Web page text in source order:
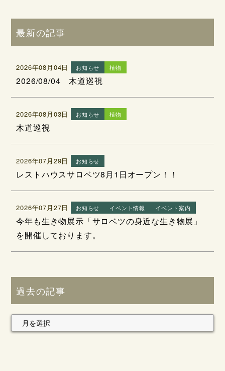
最新の記事
2026年08月04日 お知らせ 植物
2026/08/04 木道巡視
2026年08月03日 お知らせ 植物
木道巡視
2026年07月29日 お知らせ
レストハウスサロベツ8月1日オープン！！
2026年07月27日 お知らせ イベント情報 イベント案内
今年も生き物展示「サロベツの身近な生き物展」
を開催しております。
過去の記事